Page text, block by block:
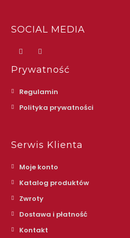
SOCIAL MEDIA
Prywatność
Regulamin
Polityka prywatności
Serwis Klienta
Moje konto
Katalog produktów
Zwroty
Dostawa i płatność
Kontakt